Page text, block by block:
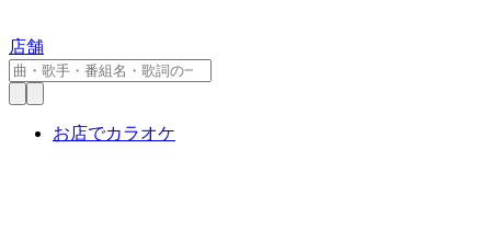
店舗
お店でカラオケ